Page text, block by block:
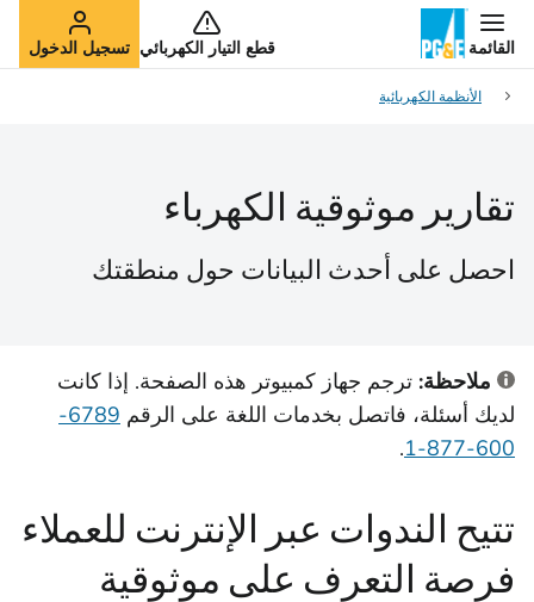
القائمة قطع التيار الكهربائي تسجيل الدخول
الأنظمة الكهربائية
تقارير موثوقية الكهرباء
احصل على أحدث البيانات حول منطقتك
ملاحظة:ترجم جهاز كمبيوتر هذه الصفحة. إذا كانت
لديك أسئلة، فاتصل بخدمات اللغة على الرقم
6789-
600-877-1
.
تتيح الندوات عبر الإنترنت للعملاء
فرصة التعرف على موثوقية